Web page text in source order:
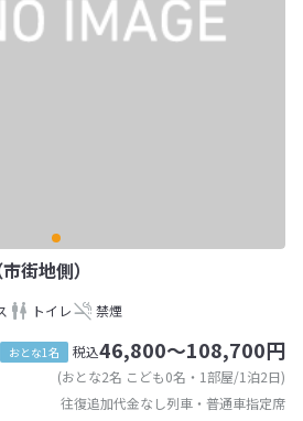
街地側）
トイレ 禁煙
おとな1名 税込46,800～108,700円
(おとな2名 こども0名・1部屋/1泊2日)
往復追加代金なし列車・普通車指定席